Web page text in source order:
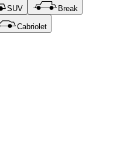
SUV Break
Cabriolet